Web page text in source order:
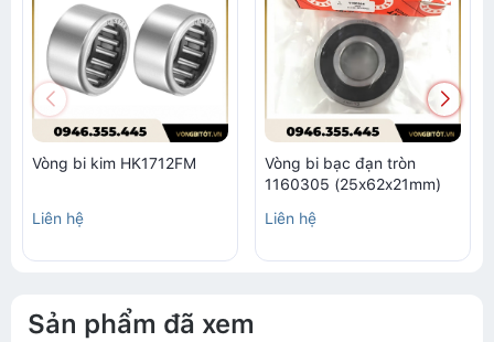
Vòng bi kim HK1712FM
Liên hệ
Vòng bi bạc đạn tròn
1160305 (25x62x21mm)
Liên hệ
Sản phẩm đã xem